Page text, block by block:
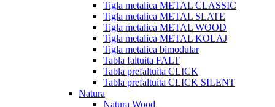
Tigla metalica METAL CLASSIC
Tigla metalica METAL SLATE
Tigla metalica METAL WOOD
Tigla metalica METAL KOLAJ
Tigla metalica bimodular
Tabla faltuita FALT
Tabla prefaltuita CLICK
Tabla prefaltuita CLICK SILENT
Natura
Natura Wood